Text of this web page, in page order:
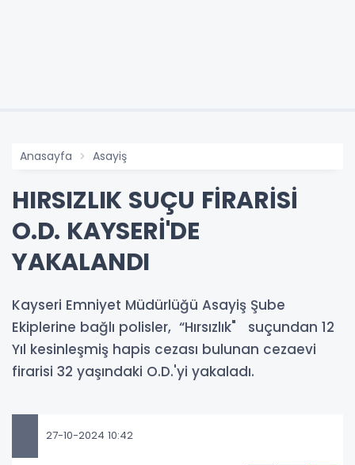
Anasayfa Asayiş
HIRSIZLIK SUÇU FİRARİSİ
O.D. KAYSERİ'DE
YAKALANDI
Kayseri Emniyet Müdürlüğü Asayiş Şube
Ekiplerine bağlı polisler, “Hırsızlık" suçundan 12
Yıl kesinleşmiş hapis cezası bulunan cezaevi
firarisi 32 yaşındaki O.D.'yi yakaladı.
27-10-2024 10:42